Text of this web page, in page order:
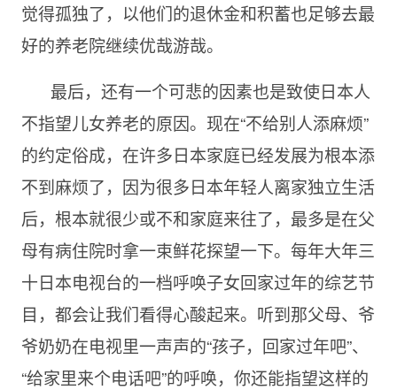
觉得孤独了，以他们的退休金和积蓄也足够去最
好的养老院继续优哉游哉。
最后，还有一个可悲的因素也是致使日本人
不指望儿女养老的原因。现在“不给别人添麻烦”
的约定俗成，在许多日本家庭已经发展为根本添
不到麻烦了，因为很多日本年轻人离家独立生活
后，根本就很少或不和家庭来往了，最多是在父
母有病住院时拿一束鲜花探望一下。每年大年三
十日本电视台的一档呼唤子女回家过年的综艺节
目，都会让我们看得心酸起来。听到那父母、爷
爷奶奶在电视里一声声的“孩子，回家过年吧”、
“给家里来个电话吧”的呼唤，你还能指望这样的